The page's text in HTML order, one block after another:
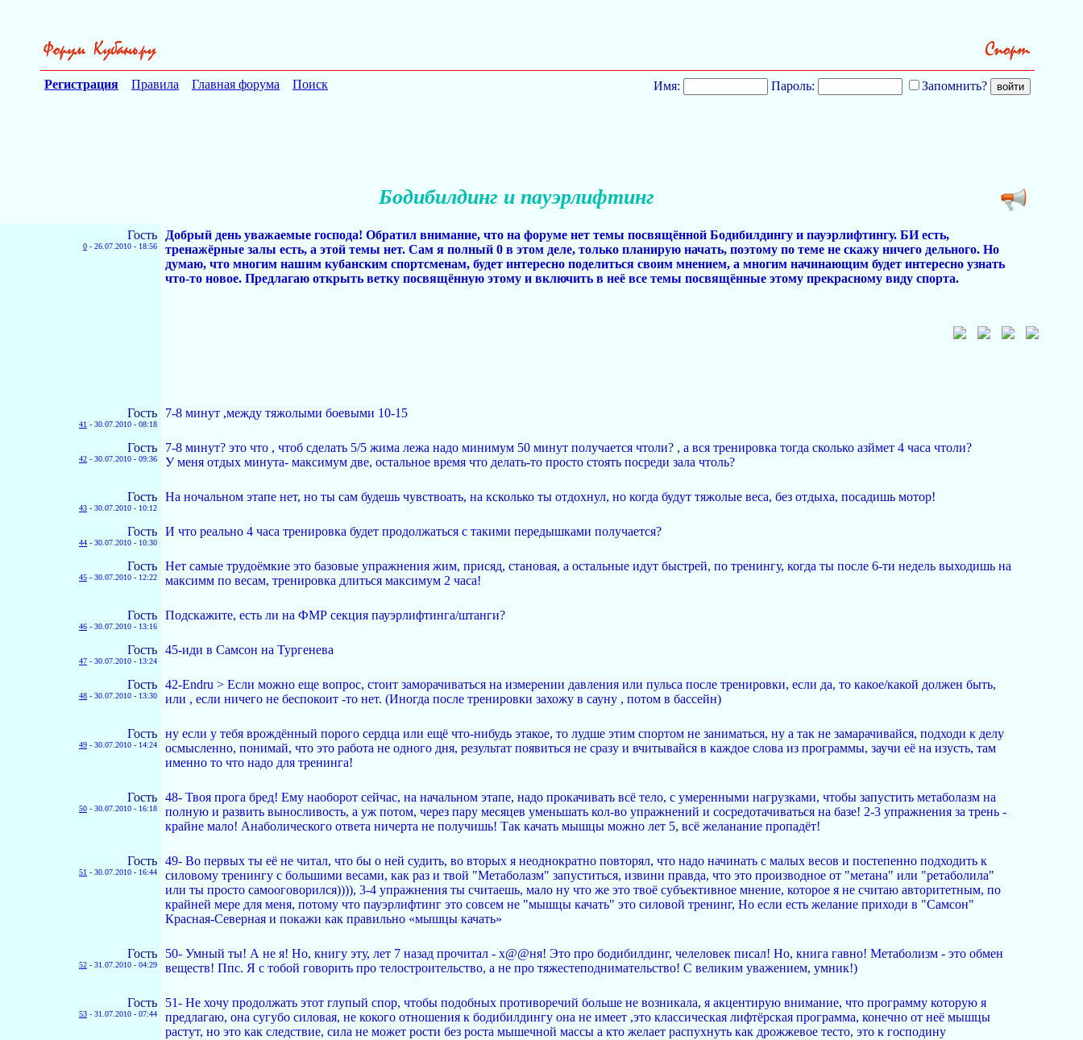
Регистрация Правила Главная форума Поиск Имя: Пароль: Запомнить?
Бодибилдинг и пауэрлифтинг
Гость
0 - 26.07.2010 - 18:56
Добрый день уважаемые господа! Обратил внимание, что на форуме нет темы посвящённой Бодибилдингу и пауэрлифтингу. БИ есть,
тренажёрные залы есть, а этой темы нет. Сам я полный 0 в этом деле, только планирую начать, поэтому по теме не скажу ничего дельного. Но
думаю, что многим нашим кубанским спортсменам, будет интересно поделиться своим мнением, а многим начинающим будет интересно узнать
что-то новое. Предлагаю открыть ветку посвящённую этому и включить в неё все темы посвящённые этому прекрасному виду спорта.
Гость
41 - 30.07.2010 - 08:18
7-8 минут ,между тяжолыми боевыми 10-15
Гость
42 - 30.07.2010 - 09:36
7-8 минут? это что , чтоб сделать 5/5 жима лежа надо минимум 50 минут получается чтоли? , а вся тренировка тогда сколько азймет 4 часа чтоли?
У меня отдых минута- максимум две, остальное время что делать-то просто стоять посреди зала чтоль?
Гость
43 - 30.07.2010 - 10:12
На ночальном этапе нет, но ты сам будешь чувствоать, на ксколько ты отдохнул, но когда будут тяжолые веса, без отдыха, посадишь мотор!
Гость
44 - 30.07.2010 - 10:30
И что реально 4 часа тренировка будет продолжаться с такими передышками получается?
Гость
45 - 30.07.2010 - 12:22
Нет самые трудоёмкие это базовые упражнения жим, присяд, становая, а остальные идут быстрей, по тренингу, когда ты после 6-ти недель выходишь на
максимм по весам, тренировка длиться максимум 2 часа!
Гость
46 - 30.07.2010 - 13:16
Подскажите, есть ли на ФМР секция пауэрлифтинга/штанги?
Гость
47 - 30.07.2010 - 13:24
45-иди в Самсон на Тургенева
Гость
48 - 30.07.2010 - 13:30
42-Endru > Если можно еще вопрос, стоит заморачиваться на измерении давления или пульса после тренировки, если да, то какое/какой должен быть,
или , если ничего не беспокоит -то нет. (Иногда после тренировки захожу в сауну , потом в бассейн)
Гость
49 - 30.07.2010 - 14:24
ну если у тебя врождённый порого сердца или ещё что-нибудь этакое, то лудше этим спортом не заниматься, ну а так не замарачивайся, подходи к делу
осмысленно, понимай, что это работа не одного дня, результат появиться не сразу и вчитывайся в каждое слова из программы, заучи её на изусть, там
именно то что надо для тренинга!
Гость
50 - 30.07.2010 - 16:18
48- Твоя прога бред! Ему наоборот сейчас, на начальном этапе, надо прокачивать всё тело, с умеренными нагрузками, чтобы запустить метаболазм на
полную и развить выносливость, а уж потом, через пару месяцев уменьшать кол-во упражнений и сосредотачиваться на базе! 2-3 упражнения за трень -
крайне мало! Анаболического ответа ничерта не получишь! Так качать мышцы можно лет 5, всё желанание пропадёт!
Гость
51 - 30.07.2010 - 16:44
49- Во первых ты её не читал, что бы о ней судить, во вторых я неоднократно повторял, что надо начинать с малых весов и постепенно подходить к
силовому тренингу с большими весами, как раз и твой "Метаболазм" запуститься, извини правда, что это производное от "метана" или "ретаболила"
или ты просто самооговорился)))), 3-4 упражнения ты считаешь, мало ну что же это твоё субъективное мнение, которое я не считаю авторитетным, по
крайней мере для меня, потому что пауэрлифтинг это совсем не "мышцы качать" это силовой тренинг, Но если есть желание приходи в "Самсон"
Красная-Северная и покажи как правильно «мышцы качать»
Гость
52 - 31.07.2010 - 04:29
50- Умный ты! А не я! Но, книгу эту, лет 7 назад прочитал - х@@ня! Это про бодибилдинг, челеловек писал! Но, книга гавно! Метаболизм - это обмен
веществ! Ппс. Я с тобой говорить про телостроительство, а не про тяжестеподнимательство! С великим уважением, умник!)
Гость
53 - 31.07.2010 - 07:44
51- Не хочу продолжать этот глупый спор, чтобы подобных противоречий больше не возникала, я акцентирую внимание, что программу которую я
предлагаю, она сугубо силовая, не кокого отношения к бодибилдингу она не имеет ,это классическая лифтёрская программа, конечно от неё мышцы
растут, но это как следствие, сила не может рости без роста мышечной массы а кто желает распухнуть как дрожжевое тесто, это к господину